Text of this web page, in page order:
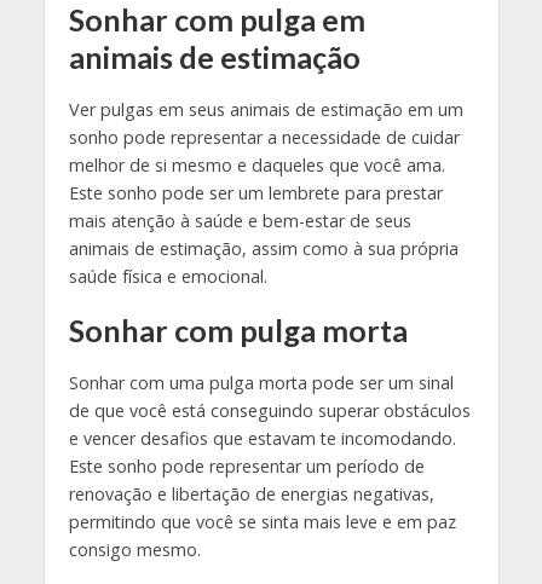
Sonhar com pulga em
animais de estimação
Ver pulgas em seus animais de estimação em um
sonho pode representar a necessidade de cuidar
melhor de si mesmo e daqueles que você ama.
Este sonho pode ser um lembrete para prestar
mais atenção à saúde e bem-estar de seus
animais de estimação, assim como à sua própria
saúde física e emocional.
Sonhar com pulga morta
Sonhar com uma pulga morta pode ser um sinal
de que você está conseguindo superar obstáculos
e vencer desafios que estavam te incomodando.
Este sonho pode representar um período de
renovação e libertação de energias negativas,
permitindo que você se sinta mais leve e em paz
consigo mesmo.